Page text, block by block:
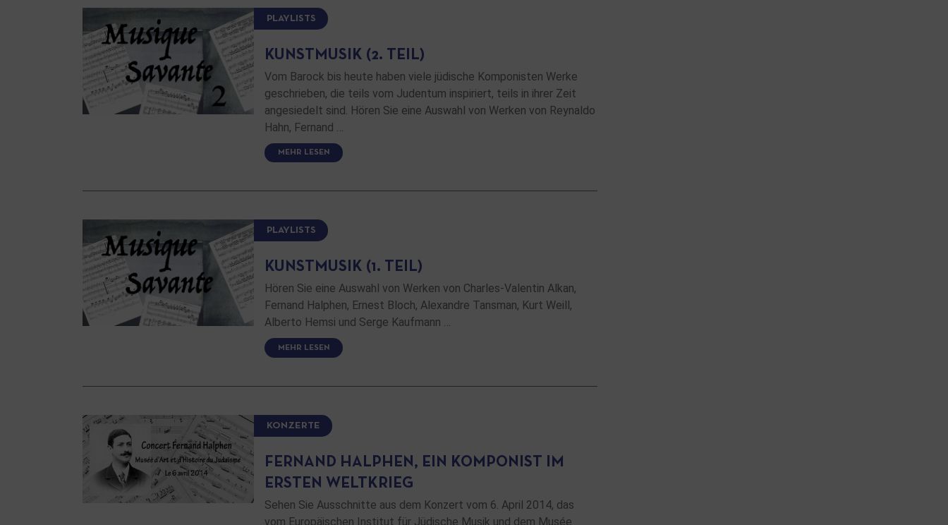
PLAYLISTS
KUNSTMUSIK (2. TEIL)
Vom Barock bis heute haben viele jüdische Komponisten Werke
geschrieben, die teils vom Judentum inspiriert, teils in ihrer Zeit
angesiedelt sind. Hören Sie eine Auswahl von Werken von Reynaldo
Hahn, Fernand …
MEHR LESEN
PLAYLISTS
KUNSTMUSIK (1. TEIL)
Hören Sie eine Auswahl von Werken von Charles-Valentin Alkan,
Fernand Halphen, Ernest Bloch, Alexandre Tansman, Kurt Weill,
Alberto Hemsi und Serge Kaufmann …
MEHR LESEN
KONZERTE
FERNAND HALPHEN, EIN KOMPONIST IM
ERSTEN WELTKRIEG
Sehen Sie Ausschnitte aus dem Konzert vom 6. April 2014, das
vom Europäischen Institut für Jüdische Musik und dem Musée